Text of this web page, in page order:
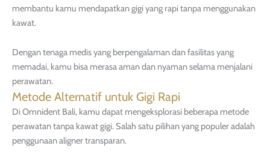
membantu kamu mendapatkan gigi yang rapi tanpa menggunakan
kawat.
Dengan tenaga medis yang berpengalaman dan fasilitas yang
memadai, kamu bisa merasa aman dan nyaman selama menjalani
perawatan.
Metode Alternatif untuk Gigi Rapi
Di Omnident Bali, kamu dapat mengeksplorasi beberapa metode
perawatan tanpa kawat gigi. Salah satu pilihan yang populer adalah
penggunaan aligner transparan.